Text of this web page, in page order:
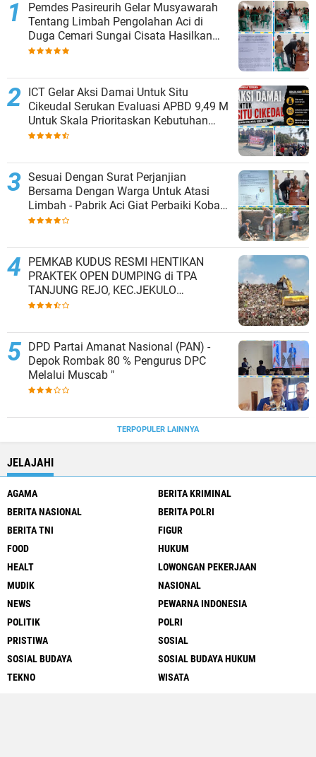
Pemdes Pasireurih Gelar Musyawarah
Tentang Limbah Pengolahan Aci di
Duga Cemari Sungai Cisata Hasilkan
Kesepakatan Tutup Sementara
ICT Gelar Aksi Damai Untuk Situ
Cikeudal Serukan Evaluasi APBD 9,49 M
Untuk Skala Prioritaskan Kebutuhan
Dasar Masyarakat Belum Saat nya
Sesuai Dengan Surat Perjanjian
Bersama Dengan Warga Untuk Atasi
Limbah - Pabrik Aci Giat Perbaiki Kobak
Penampungan Air
PEMKAB KUDUS RESMI HENTIKAN
PRAKTEK OPEN DUMPING di TPA
TANJUNG REJO, KEC.JEKULO
KAB.KUDUS,BERLAKUKAN SISTEM
DPD Partai Amanat Nasional (PAN) -
Depok Rombak 80 % Pengurus DPC
Melalui Muscab "
TERPOPULER LAINNYA
JELAJAHI
AGAMA
BERITA KRIMINAL
BERITA NASIONAL
BERITA POLRI
BERITA TNI
FIGUR
FOOD
HUKUM
HEALT
LOWONGAN PEKERJAAN
MUDIK
NASIONAL
NEWS
PEWARNA INDONESIA
POLITIK
POLRI
PRISTIWA
SOSIAL
SOSIAL BUDAYA
SOSIAL BUDAYA HUKUM
TEKNO
WISATA